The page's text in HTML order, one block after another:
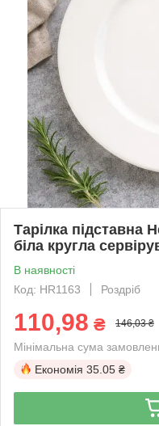
Тарілка підставна
біла кругла
В наявності
Код: HR1163
Роздріб
110,98 ₴ 146,03 ₴
Мінімальна сума
Економія 35.05 ₴